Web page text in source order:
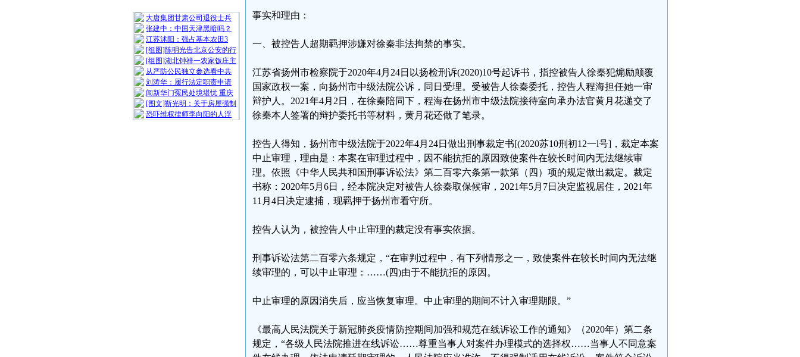
大唐集团甘肃公司退役士兵
张建中：中国天津黑暗吗？
江苏沭阳：强占基本农田3
[组图]陈明光告北京公安的行
[组图]湖北钟祥一农家饭庄主
从严防公民独立参选看中共
刘涛华：履行法定职责申请
闯新华门冤民处境堪忧 重庆
[图文]靳光明：关于房屋强制
恐吓维权律师李向阳的人浮
事实和理由：
一、被控告人超期羁押涉嫌对徐秦非法拘禁的事实。
江苏省扬州市检察院于2020年4月24日以扬检刑诉(2020)10号起诉书，指控被告人徐秦犯煽励颠覆
国家政权一案，向扬州市中级法院公诉，同日受理。受被告人徐秦委托，控告人程海担任她一审
辩护人。2021年4月2日，在徐秦陪同下，程海在扬州市中级法院接待室向承办法官黄月花递交了
徐秦本人签署的辩护委托书等材料，黄月花还做了笔录。
控告人得知，扬州市中级法院于2022年4月24日做出刑事裁定书[(2020苏10刑初12一l号]，裁定本案
中止审理，理由是：本案在审理过程中，因不能抗拒的原因致使案件在较长时间内无法继续审
理。依照《中华人民共和国刑事诉讼法》第二百零六条第一款第（四）项的规定做出裁定。裁定
书称：2020年5月6日，经本院决定对被告人徐秦取保候审，2021年5月7日决定监视居住，2021年
11月4日决定逮捕，现羁押于扬州市看守所。
控告人认为，被控告人中止审理的裁定没有事实依据。
刑事诉讼法第二百零六条规定，“在审判过程中，有下列情形之一，致使案件在较长时间内无法继
续审理的，可以中止审理：……(四)由于不能抗拒的原因。
中止审理的原因消失后，应当恢复审理。中止审理的期间不计入审理期限。”
《最高人民法院关于新冠肺炎疫情防控期间加强和规范在线诉讼工作的通知》（2020年）第二条
规定，“各级人民法院推进在线诉讼……尊重当事人对案件办理模式的选择权……当事人不同意案